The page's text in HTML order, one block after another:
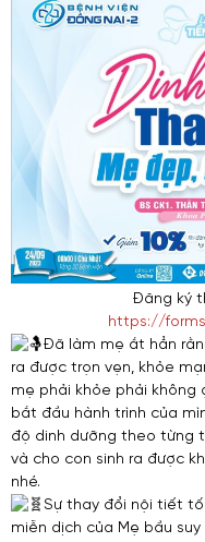
Đăng ký
https://
Đã làm mẹ ắt hẳn
ra được trọn vẹn, khỏe
mẹ phải khỏe phải không
bắt đầu hành trình của
độ dinh dưỡng theo từng
và cho con sinh ra được
nhé.
Sự thay đổi nội tiết
miễn dịch của Mẹ bầu